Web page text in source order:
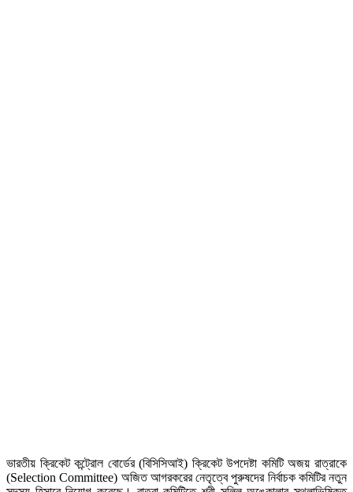
ভারতীয় ক্রিকেট কন্ট্রোল বোর্ডের (বিসিসিআই) ক্রিকেট উপদেষ্টা কমিটি অজয় রাত্রাকে
(Selection Committee) অজিত আগরকরের নেতৃত্বে পুরুষদের নির্বাচক কমিটির নতুন